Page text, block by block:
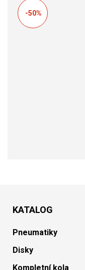
-50%
KATALOG
Pneumatiky
Disky
Kompletní kola